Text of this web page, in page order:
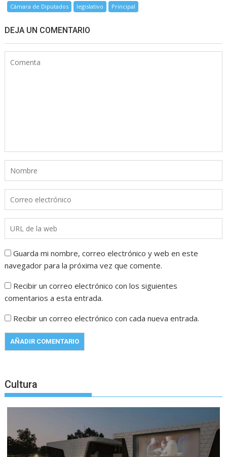
Cámara de Diputados legislativo Principal
DEJA UN COMENTARIO
Guarda mi nombre, correo electrónico y web en este
navegador para la próxima vez que comente.
Recibir un correo electrónico con los siguientes
comentarios a esta entrada.
Recibir un correo electrónico con cada nueva entrada.
Cultura